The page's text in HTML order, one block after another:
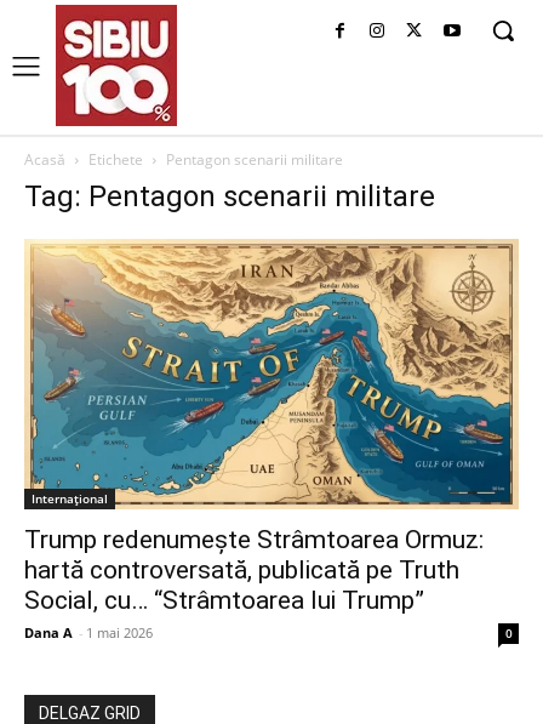
Acasă Etichete Pentagon scenarii militare
Tag: Pentagon scenarii militare
Internațional
Trump redenumește Strâmtoarea Ormuz:
hartă controversată, publicată pe Truth
Social, cu… “Strâmtoarea lui Trump”
Dana A - 1 mai 2026 0
DELGAZ GRID